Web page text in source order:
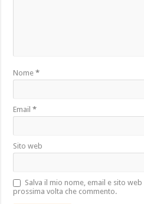
Nome*
Email*
Sito web
Salva il mio nome, email e sito
prossima volta che commento.